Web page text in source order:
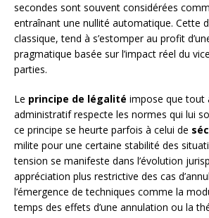
secondes sont souvent considérées
entraînant une nullité automatique. Cette
classique, tend à s’estomper au profit
pragmatique basée sur l’impact réel du
parties.
Le principe de légalité impose que tout
administratif respecte les normes qui lui
ce principe se heurte parfois à celui de
milite pour une certaine stabilité des
tension se manifeste dans l’évolution
appréciation plus restrictive des cas
l’émergence de techniques comme la
temps des effets d’une annulation ou la